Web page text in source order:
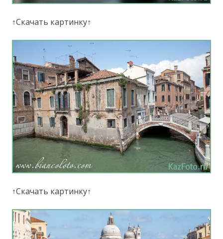
↑Скачать картинку↑
↑Скачать картинку↑